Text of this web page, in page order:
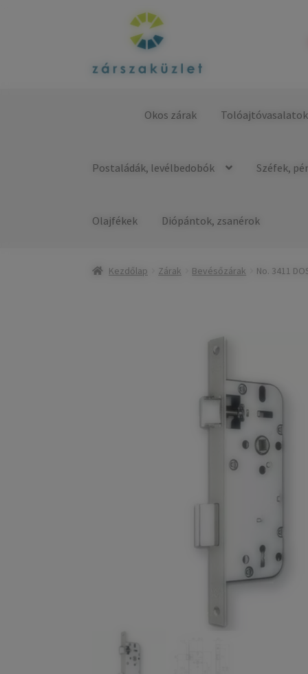
a
a
Okos zárak Tolóajtóvasalatok
Postaládák, levélbedobók Széfek,
Olajfékek Diópántok, zsanérok
Kezdőlap Zárak Bevésőzárak No. 3411